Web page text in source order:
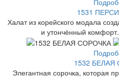
1531
Халат из корейского модала
и утончённый
1532
Элегантная сорочка, которая